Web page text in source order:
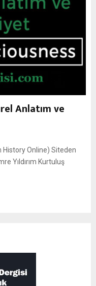
Anlatım ve
History Online) Siteden
Yıldırım Kurtuluş